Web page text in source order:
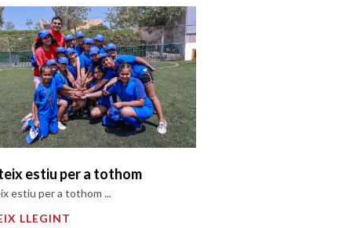
estiu per a tothom
estiu per a tothom ...
LLEGINT